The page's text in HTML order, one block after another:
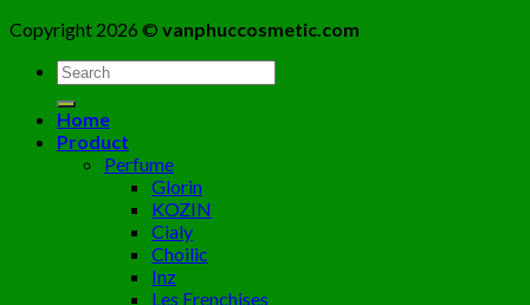
Copyright 2026 © vanphuccosmetic.com
Tìm
kiếm:
Home
Product
Perfume
Glorin
KOZIN
Cialy
Choilic
Inz
Les Frenchises